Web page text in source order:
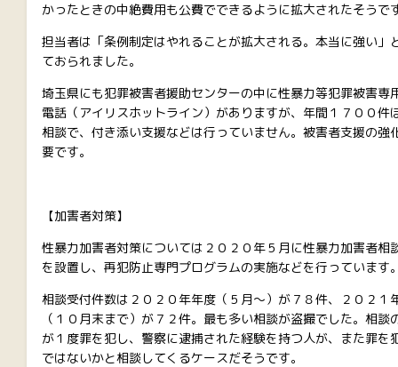
かったときの中絶費用も公費でできるように拡大されたそうで
担当者は「条例制定はやれることが拡大される。本当に強い」
ておられました。
埼玉県にも犯罪被害者援助センターの中に性暴力等犯罪被害専
電話（アイリスホットライン）がありますが、年間１７００件
相談で、付き添い支援などは行っていません。被害者支援の強
要です。
【加害者対策】
性暴力加害者対策については２０２０年５月に性暴力加害者相
を設置し、再犯防止専門プログラムの実施などを行っています
相談受付件数は２０２０年年度（５月～）が７８件、２０２１
（１０月末まで）が７２件。最も多い相談が盗撮でした。相談
が１度罪を犯し、警察に逮捕された経験を持つ人が、また罪を
ではないかと相談してくるケースだそうです。